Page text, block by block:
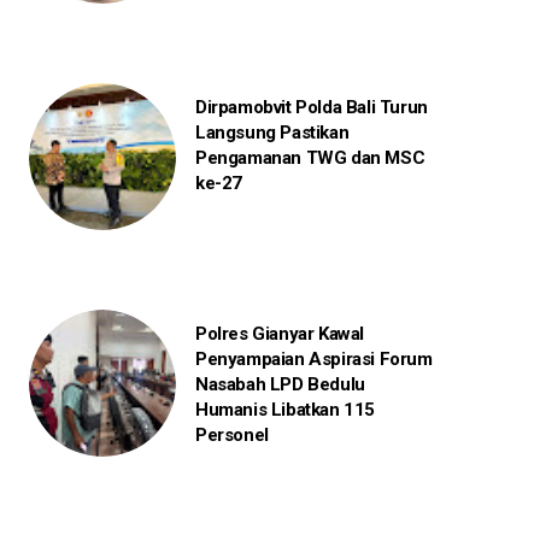
Dirpamobvit Polda Bali Turun
Langsung Pastikan
Pengamanan TWG dan MSC
ke-27
Polres Gianyar Kawal
Penyampaian Aspirasi Forum
Nasabah LPD Bedulu
Humanis Libatkan 115
Personel